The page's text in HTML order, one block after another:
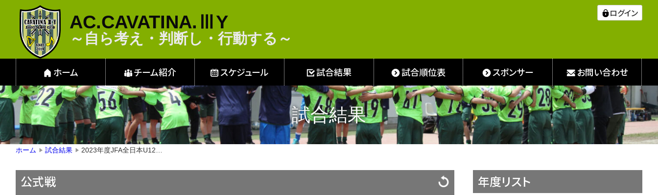
AC.CAVATINA.ⅢY
～自ら考え・判断し・行動する～
ログイン
ホーム チーム紹介 スケジュール 試合結果 試合順位表 スポンサー お問い合わせ
試合結果
ホーム ▶ 試合結果 ▶
公式戦
年度リスト